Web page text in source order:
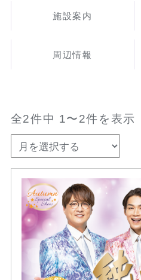
施設案内
周辺情報
全2件中 1〜2件を表示